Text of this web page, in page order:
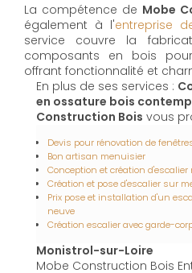
La compétence de Mobe
également à l'entreprise
service couvre la
composants en bois
offrant fonctionnalité et
En plus de ses services :
en ossature bois
Construction Bois vous
Devis pour rénovation de
Bon artisan menuisier
Conception et création
Création et pose d'escalier sur
Prix pose et installation d'un
neuve
Création escalier avec garde-
Monistrol-sur-Loire
Mobe Construction Bois